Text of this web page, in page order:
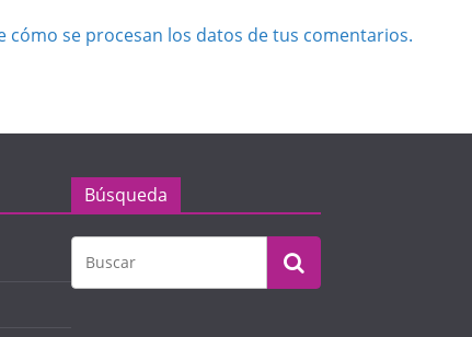
cómo se procesan los datos de tus comentarios.
Búsqueda